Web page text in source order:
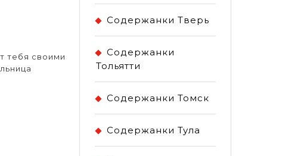
тебя своими
Содержанки Тверь
Содержанки
Тольятти
Содержанки Томск
Содержанки Тула